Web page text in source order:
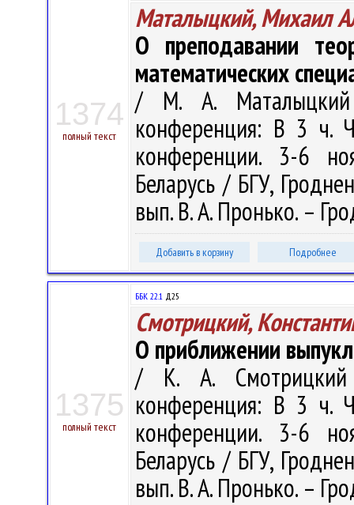
1374
полный текст
Маталыцкий, Михаил
О преподавании
математических
/ М. А. Маталыцкий
конференция: В 3 ч.
конференции. 3-6
Беларусь / БГУ,
вып. В. А. Пронько. –
Добавить в корзину Подробнее
1375
полный текст
ББК 22.1 Д25
Смотрицкий,
О приближении
/ К. А. Смотрицкий
конференция: В 3 ч.
конференции. 3-6
Беларусь / БГУ,
вып. В. А. Пронько. –